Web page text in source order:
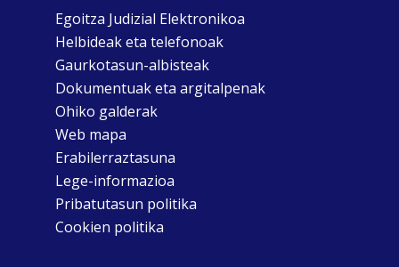
Egoitza Judizial Elektronikoa
Helbideak eta telefonoak
Gaurkotasun-albisteak
Dokumentuak eta argitalpenak
Ohiko galderak
Web mapa
Erabilerraztasuna
Lege-informazioa
Pribatutasun politika
Cookien politika